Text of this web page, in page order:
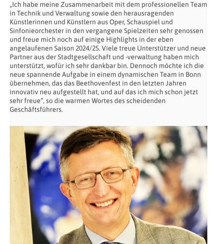
„Ich habe meine Zusammenarbeit mit dem professionellen Team
in Technik und Verwaltung sowie den herausragenden
Künstlerinnen und Künstlern aus Oper, Schauspiel und
Sinfonieorchester in den vergangene Spielzeiten sehr genossen
und freue mich noch auf einige Highlights in der eben
angelaufenen Saison 2024/25. Viele treue Unterstützer und neue
Partner aus der Stadtgesellschaft und -verwaltung haben mich
unterstützt, wofür ich sehr dankbar bin. Dennoch möchte ich die
neue spannende Aufgabe in einem dynamischen Team in Bonn
übernehmen, das das Beethovenfest in den letzten Jahren
innovativ neu aufgestellt hat, und auf das ich mich schon jetzt
sehr freue“, so die warmen Wortes des scheidenden
Geschäftsführers.